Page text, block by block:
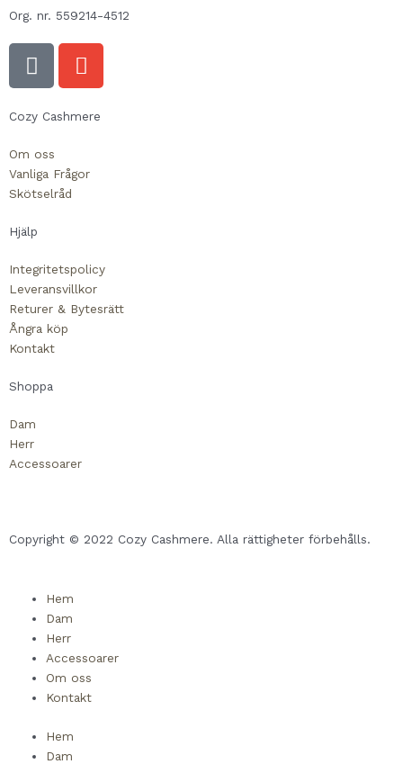
Org. nr. 559214-4512
F
a
e
o
o
-
q
u
a
r
E
n
e
o
Cozy Cashmere
Om oss
Vanliga Frågor
Skötselråd
Hjälp
Integritetspolicy
Leveransvillkor
Returer & Bytesrätt
Ångra köp
Kontakt
Shoppa
Dam
Herr
Accessoarer
Copyright © 2022 Cozy Cashmere. Alla rättigheter förbehålls.
Hem
Dam
Herr
Accessoarer
Om oss
Kontakt
Hem
Dam